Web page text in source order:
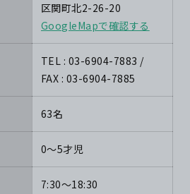
区関町北2-26-20
GoogleMapで確認する
TEL : 03-6904-7883 /
FAX : 03-6904-7885
63名
0～5才児
7:30～18:30